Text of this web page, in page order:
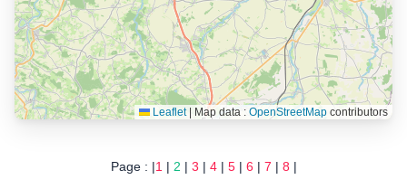
Leaflet Map data : OpenStreetMapcontributors
Page : |1| 2 | 3 | 4| 5| 6 | 7 | 8 |